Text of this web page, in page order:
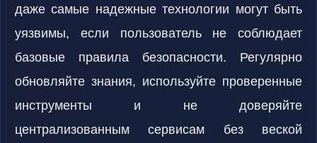
даже самые надежные технологии могут быть
уязвимы, если пользователь не соблюдает
базовые правила безопасности. Регулярно
обновляйте знания, используйте проверенные
инструменты и не доверяйте
централизованным сервисам без веской